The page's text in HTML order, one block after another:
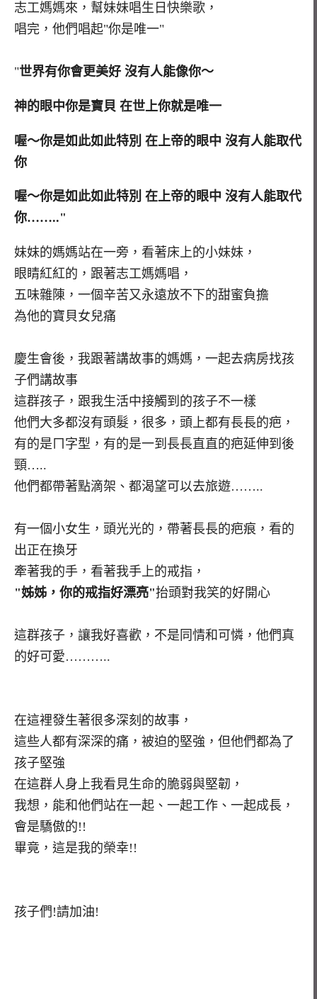
志工媽媽來，幫妹妹唱生日快樂歌，
唱完，他們唱起"你是唯一"
"世界有你會更美好 沒有人能像你～
神的眼中你是寶貝 在世上你就是唯一
喔～你是如此如此特別 在上帝的眼中 沒有人能取代
你
喔～你是如此如此特別 在上帝的眼中 沒有人能取代
你…….."
妹妹的媽媽站在一旁，看著床上的小妹妹，
眼睛紅紅的，跟著志工媽媽唱，
五味雜陳，一個辛苦又永遠放不下的甜蜜負擔
為他的寶貝女兒痛
慶生會後，我跟著講故事的媽媽，一起去病房找孩
子們講故事
這群孩子，跟我生活中接觸到的孩子不一樣
他們大多都沒有頭髮，很多，頭上都有長長的疤，
有的是ㄇ字型，有的是一到長長直直的疤延伸到後
頸…..
他們都帶著點滴架、都渴望可以去旅遊……..
有一個小女生，頭光光的，帶著長長的疤痕，看的
出正在換牙
牽著我的手，看著我手上的戒指，
"姊姊，你的戒指好漂亮"抬頭對我笑的好開心
這群孩子，讓我好喜歡，不是同情和可憐，他們真
的好可愛………..
在這裡發生著很多深刻的故事，
這些人都有深深的痛，被迫的堅強，但他們都為了
孩子堅強
在這群人身上我看見生命的脆弱與堅韌，
我想，能和他們站在一起、一起工作、一起成長，
會是驕傲的!!
畢竟，這是我的榮幸!!
孩子們!請加油!